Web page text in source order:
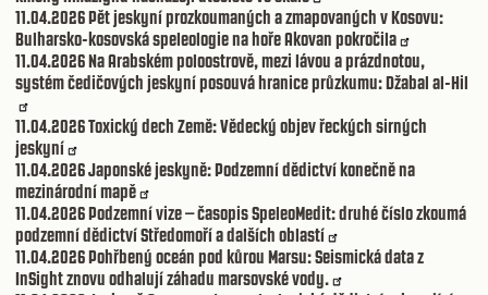
11.04.2026Pět jeskyní prozkoumaných a zmapovaných v Kosovu:
Bulharsko-kosovská speleologie na hoře Akovan pokročila
11.04.2026Na Arabském poloostrově, mezi lávou a prázdnotou,
systém čedičových jeskyní posouvá hranice průzkumu: Džabal al-Hil
11.04.2026Toxický dech Země: Vědecký objev řeckých sirných
jeskyní
11.04.2026Japonské jeskyně: Podzemní dědictví konečně na
mezinárodní mapě
11.04.2026Podzemní vize – časopis SpeleoMedit: druhé číslo zkoumá
podzemní dědictví Středomoří a dalších oblastí
11.04.2026Pohřbený oceán pod kůrou Marsu: Seismická data z
InSight znovu odhalují záhadu marsovské vody.